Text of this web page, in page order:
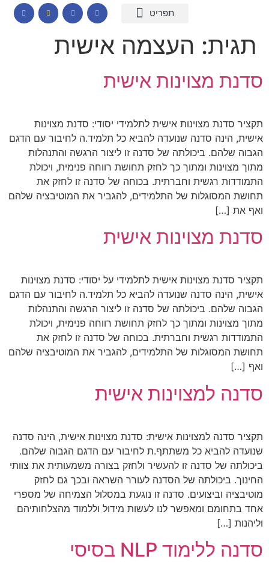
תגית: העצמה אישית
סדנת מצוינות אישית
תקציר סדנת מצוינות אישית לתלמידי יסודי: סדנת מצוינות
אישית, הינה סדנה שנועדה להביא כל תלמיד.ה לחיבור עם הדגם
הגבוה שלהם. ביכולתה של סדנה זו ליצור הרגשה והתנהלות
מתוך מצוינות ומתוך כך לחזק תחושת רווחה פנימית, ויכולת
התמודדות רגשית וחברתית. בכוחה של סדנה זו לחזק את
תחושת המסוגלות של התלמידים, להגביר את המוטיבציה שלהם
ואף את […]
סדנת מצוינות אישית
תקציר סדנת מצוינות אישית לתלמידי על יסודי: סדנת מצוינות
אישית, הינה סדנה שנועדה להביא כל תלמיד.ה לחיבור עם הדגם
הגבוה שלהם. ביכולתה של סדנה זו ליצור הרגשה והתנהלות
מתוך מצוינות ומתוך כך לחזק תחושת רווחה פנימית, ויכולת
התמודדות רגשית וחברתית. בכוחה של סדנה זו לחזק את
תחושת המסוגלות של התלמידים, להגביר את המוטיבציה שלהם
ואף […]
סדנה למצוינות אישית
תקציר סדנה למצוינות אישית: סדנת מצוינות אישית, הינה סדנה
שנועדה להביא כל משתתף.ת לחיבור עם הדגם הגבוה שלהם.
ביכולתה של סדנה זו להעשיר ולחזק בצורה משמעותית את צוותי
החינוך. ביכולתה של הסדנה לעורר השראה ובכך גם לחזק
מוטיבציה וביצועים. סדנה זו נוגעת במסלול הצמיחה של מספרי
אחד בתחומם ומאפשר לנו לעשות מידול וללמוד מהצלחותיהם
וליהנות […]
סדנה ללימוד NLP בסיסי